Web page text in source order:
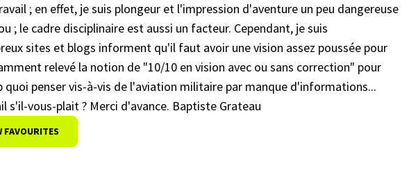
; en effet, je suis plongeur et l'impression d'aventure un peu dangereuse
; le cadre disciplinaire est aussi un facteur. Cependant, je suis
sites et blogs informent qu'il faut avoir une vision assez poussée pour
relevé la notion de "10/10 en vision avec ou sans correction" pour
quoi penser vis-à-vis de l'aviation militaire par manque d'informations...
s'il-vous-plait ? Merci d'avance. Baptiste Grateau
FAVOURITES